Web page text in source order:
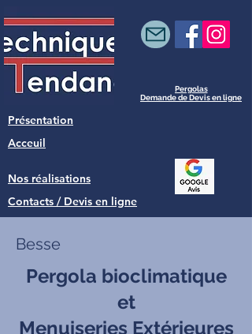
Demande de Devis en ligne
Pergolas
Présentation
Nos réalisations
Contacts / Devis en ligne
Acceuil
Besse
Pergola bioclimatique
et
Menuiseries Extérieures